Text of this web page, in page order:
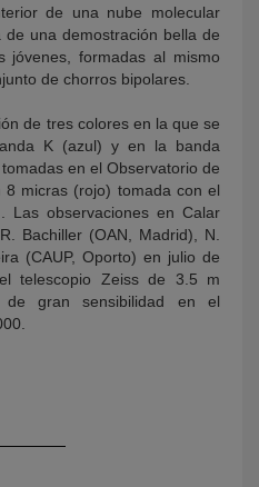
de una nube molecular
una demostración bella de
jóvenes, formadas al mismo
de chorros bipolares.
de tres colores en la que se
K (azul) y en la banda
en el Observatorio de
micras (rojo) tomada con el
Las observaciones en Calar
Bachiller (OAN, Madrid), N.
(CAUP, Oporto) en julio de
telescopio Zeiss de 3.5 m
gran sensibilidad en el